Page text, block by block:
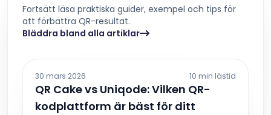
Fortsätt läsa praktiska guider, exempel och tips för
att förbättra QR-resultat.
Bläddra bland alla artiklar
30 mars 2026 10 min lästid
QR Cake vs Uniqode: Vilken QR-
kodplattform är bäst för ditt